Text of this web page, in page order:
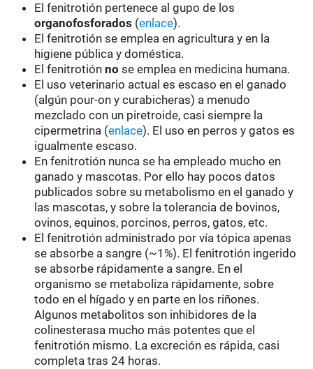
El fenitrotión pertenece al gupo de los
organofosforados (enlace).
El fenitrotión se emplea en agricultura y en la
higiene pública y doméstica.
El fenitrotiónno se emplea en medicina humana.
El uso veterinario actual es escaso en el ganado
(algún pour-on y curabicheras) a menudo
mezclado con un piretroide, casi siempre la
cipermetrina (enlace). El uso en perros y gatos es
igualmente escaso.
En fenitrotión nunca se ha empleado mucho en
ganado y mascotas. Por ello hay pocos datos
publicados sobre su metabolismo en el ganado y
las mascotas, y sobre la tolerancia de bovinos,
ovinos, equinos, porcinos, perros, gatos, etc.
El fenitrotión administrado por vía tópica apenas
se absorbe a sangre (~1%). El fenitrotión ingerido
se absorbe rápidamente a sangre. En el
organismo se metaboliza rápidamente, sobre
todo en el hígado y en parte en los riñones.
Algunos metabolitos son inhibidores de la
colinesterasa mucho más potentes que el
fenitrotión mismo. La excreción es rápida, casi
completa tras 24 horas.